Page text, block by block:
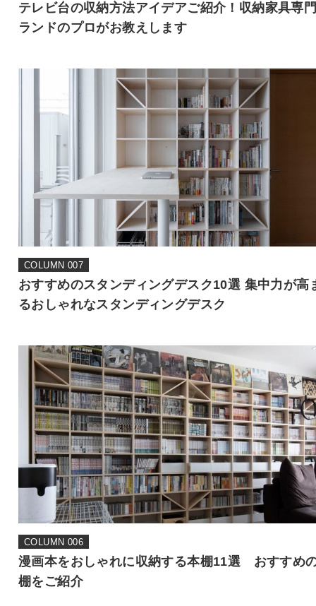
テレビ台の収納方法アイデアご紹介！収納家具専
ランドのプロがお教えします
COLUMN 007
おすすめのスタンディングデスク10選 集中力が高
るおしゃれなスタンディングデスク
COLUMN 006
漫画本をおしゃれに収納する本棚11選 おすすめ
棚をご紹介